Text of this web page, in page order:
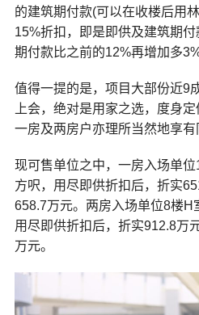
的建筑期付款(可以在收楼后用
15%折扣，即是即供及建筑期
期付款比之前的12%再增加多3%
值得一提的是，项目大部份近9
上会，绝对是用家之选，度身
一房及两房户亦理所当然地享有
现可售单位之中，一房入场单
方呎，用尽即供折扣后，折实
658.7万元。两房入场单位8楼H
用尽即供折扣后，折实912.8万
万元。